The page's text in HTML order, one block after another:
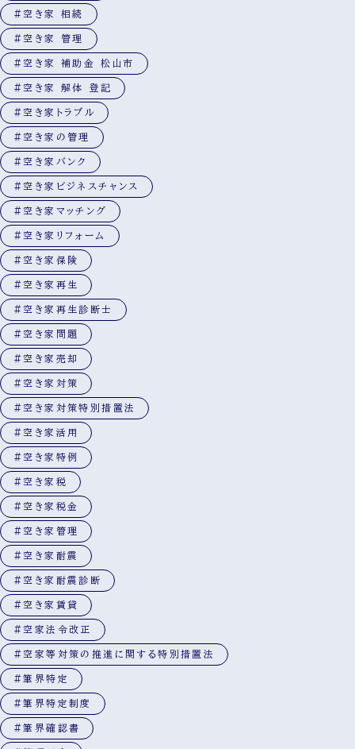
#空き家 相続
#空き家 管理
#空き家 補助金 松山市
#空き家 解体 登記
#空き家トラブル
#空き家の管理
#空き家バンク
#空き家ビジネスチャンス
#空き家マッチング
#空き家リフォーム
#空き家保険
#空き家再生
#空き家再生診断士
#空き家問題
#空き家売却
#空き家対策
#空き家対策特別措置法
#空き家活用
#空き家特例
#空き家税
#空き家税金
#空き家管理
#空き家耐震
#空き家耐震診断
#空き家賃貸
#空家法令改正
#空家等対策の推進に関する特別措置法
#筆界特定
#筆界特定制度
#筆界確認書